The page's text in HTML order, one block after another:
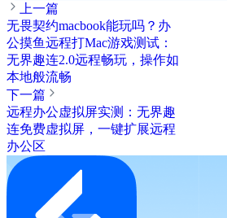
上一篇
无畏契约macbook能玩吗？办
公摸鱼远程打Mac游戏测试：
无界趣连2.0远程畅玩，操作如
本地般流畅
下一篇
远程办公虚拟屏实测：无界趣
连免费虚拟屏，一键扩展远程
办公区